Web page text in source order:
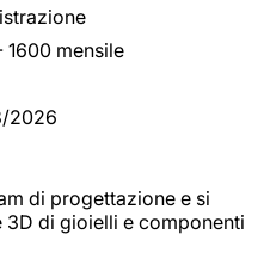
1600 mensile
2026
di progettazione e si
di gioielli e componenti